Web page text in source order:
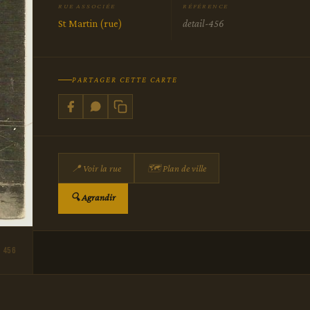
456
RUE ASSOCIÉE
St Martin (rue)
RÉFÉRENCE
detail-456
PARTAGER CETTE CARTE
📍 Voir la rue 🗺 Plan de ville
🔍 Agrandir